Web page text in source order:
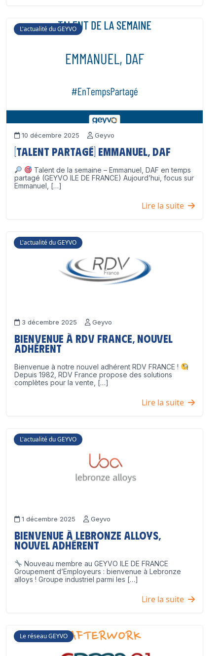
L'actualité du GEYVO
10 décembre 2025 Geyvo
[Talent partagé] Emmanuel, DAF
Talent de la semaine – Emmanuel, DAF en temps
partagé (GEYVO ILE DE FRANCE) Aujourd’hui, focus sur
Emmanuel, […]
Lire la suite
L'actualité du GEYVO
3 décembre 2025 Geyvo
Bienvenue à RDV France, nouvel
adhérent
Bienvenue à notre nouvel adhérent RDV FRANCE !
Depuis 1982, RDV France propose des solutions
complètes pour la vente, […]
Lire la suite
L'actualité du GEYVO
1 décembre 2025 Geyvo
Bienvenue à Lebronze Alloys,
nouvel adhérent
Nouveau membre au GEYVO ILE DE FRANCE
Groupement d’Employeurs : bienvenue à Lebronze
alloys ! Groupe industriel parmi les […]
Lire la suite
Le réseau GEYVO